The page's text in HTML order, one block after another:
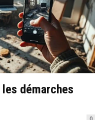
démarches